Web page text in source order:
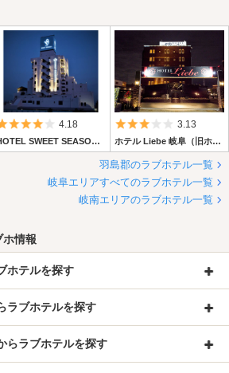
5つ星のうち4
4.18
HOTEL SWEET SEASON-L (ホテル スイートシーズン エル)
5つ星のうち3
3.13
ホテル Liebe 岐阜（旧ホテルＪＪ）
羽島郡のラブホテル一覧
岐阜エリアすべてのラブホテル一覧
岐南エリアのラブホテル一覧
ホ情報
ホテルを探す
ラブホテルを探す
らラブホテルを探す